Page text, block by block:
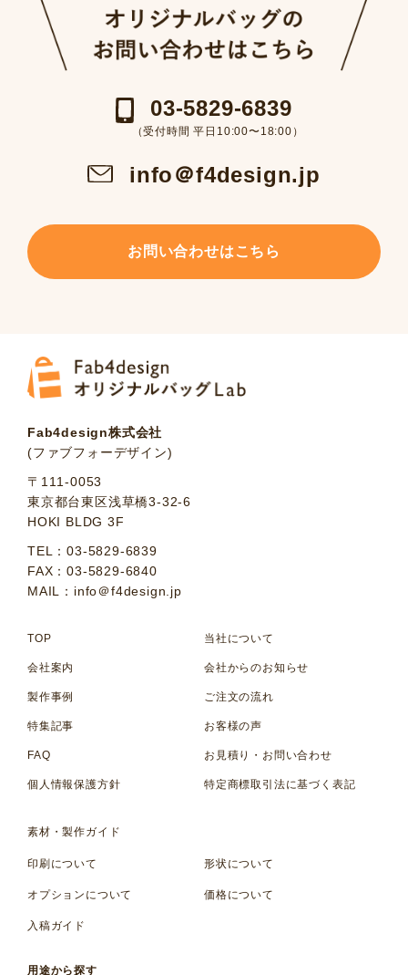
03-5829-6839
（受付時間 平日10:00〜18:00）
info＠f4design.jp
お問い合わせはこちら
Fab4design株式会社
(ファブフォーデザイン)
〒111-0053
東京都台東区浅草橋3-32-6
HOKI BLDG 3F
TEL：03-5829-6839
FAX：03-5829-6840
MAIL：info＠f4design.jp
TOP 当社について
会社案内 会社からのお知らせ
製作事例 ご注文の流れ
特集記事 お客様の声
FAQ お見積り・お問い合わせ
個人情報保護方針 特定商標取引法に基づく表記
素材・製作ガイド
印刷について 形状について
オプションについて 価格について
入稿ガイド
用途から探す